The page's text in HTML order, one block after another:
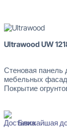
Ultrawood UW
Стеновая панель
мебельных
Покрытие
Ближайшая